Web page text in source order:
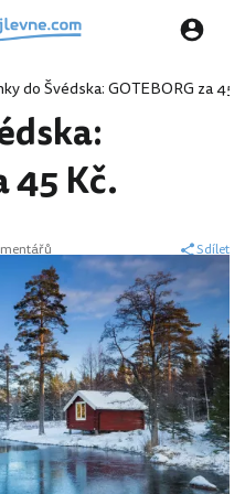
do Švédska: GOTEBORG za 45
45 Kč.
Sdílet